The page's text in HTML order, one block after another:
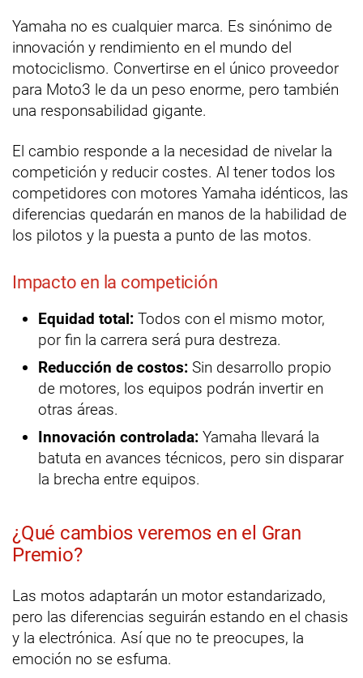
Yamaha no es cualquier marca. Es sinónimo de
innovación y rendimiento en el mundo del
motociclismo. Convertirse en el único proveedor
para Moto3 le da un peso enorme, pero también
una responsabilidad gigante.
El cambio responde a la necesidad de nivelar la
competición y reducir costes. Al tener todos los
competidores con motores Yamaha idénticos, las
diferencias quedarán en manos de la habilidad de
los pilotos y la puesta a punto de las motos.
Impacto en la competición
Equidad total: Todos con el mismo motor,
por fin la carrera será pura destreza.
Reducción de costos: Sin desarrollo propio
de motores, los equipos podrán invertir en
otras áreas.
Innovación controlada: Yamaha llevará la
batuta en avances técnicos, pero sin disparar
la brecha entre equipos.
¿Qué cambios veremos en el Gran
Premio?
Las motos adaptarán un motor estandarizado,
pero las diferencias seguirán estando en el chasis
y la electrónica. Así que no te preocupes, la
emoción no se esfuma.